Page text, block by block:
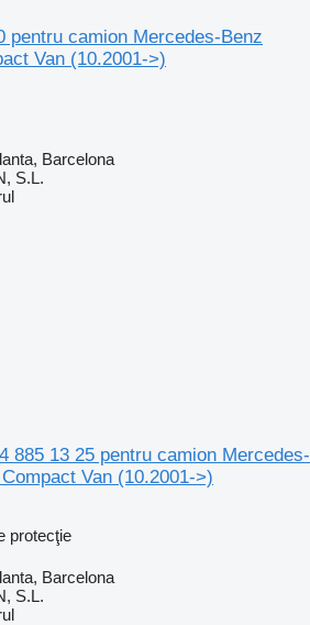
pentru camion Mercedes-Benz
Van (10.2001->)
Barcelona
S.L.
885 13 25 pentru camion Mercedes-
Van (10.2001->)
protecţie
Barcelona
S.L.